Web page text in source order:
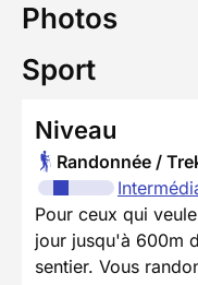
Photos
Sport
Niveau
Randonnée /
Pour ceux qui
jour jusqu'à 600m
sentier. Vous